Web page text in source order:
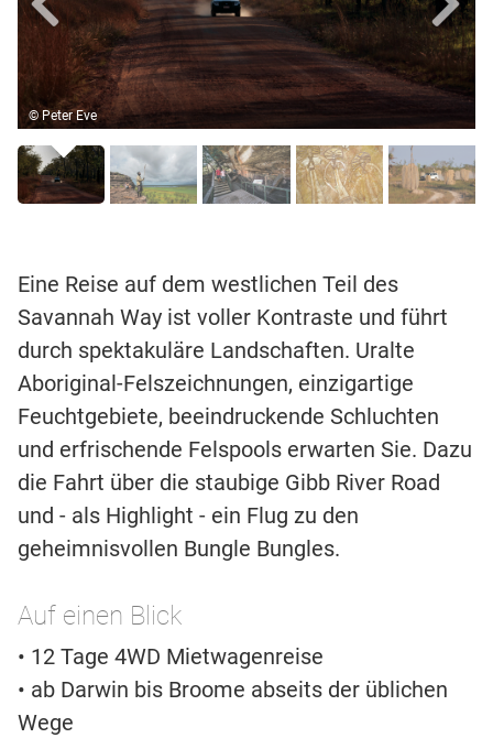
© Peter Eve
Eine Reise auf dem westlichen Teil des
Savannah Way ist voller Kontraste und führt
durch spektakuläre Landschaften. Uralte
Aboriginal-Felszeichnungen, einzigartige
Feuchtgebiete, beeindruckende Schluchten
und erfrischende Felspools erwarten Sie. Dazu
die Fahrt über die staubige Gibb River Road
und - als Highlight - ein Flug zu den
geheimnisvollen Bungle Bungles.
Auf einen Blick
• 12 Tage 4WD Mietwagenreise
• ab Darwin bis Broome abseits der üblichen
Wege